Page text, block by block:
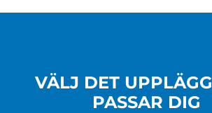
VÄLJ DET
PASSAR DIG